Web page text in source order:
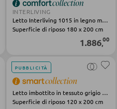
INTERLIVING
Letto Interliving 1015 in legno marrone
Superficie di riposo 180 x 200 cm
1.886,00
PUBBLICITÀ
Letto imbottito in tessuto grigio Circle
Superficie di riposo 120 x 200 cm